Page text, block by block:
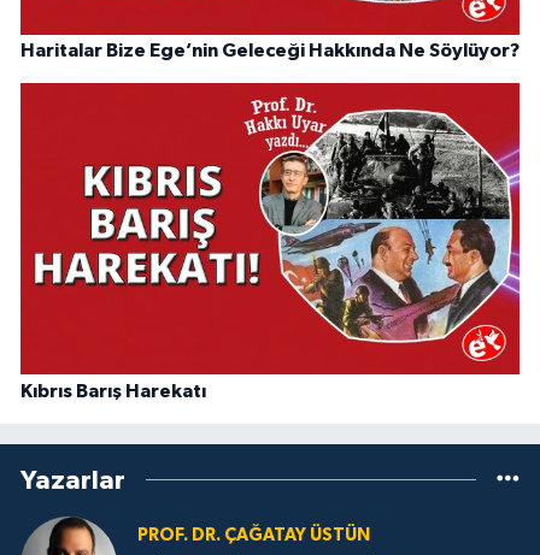
Haritalar Bize Ege’nin Geleceği Hakkında Ne Söylüyor?
Kıbrıs Barış Harekatı
Yazarlar
PROF. DR. ÇAĞATAY ÜSTÜN